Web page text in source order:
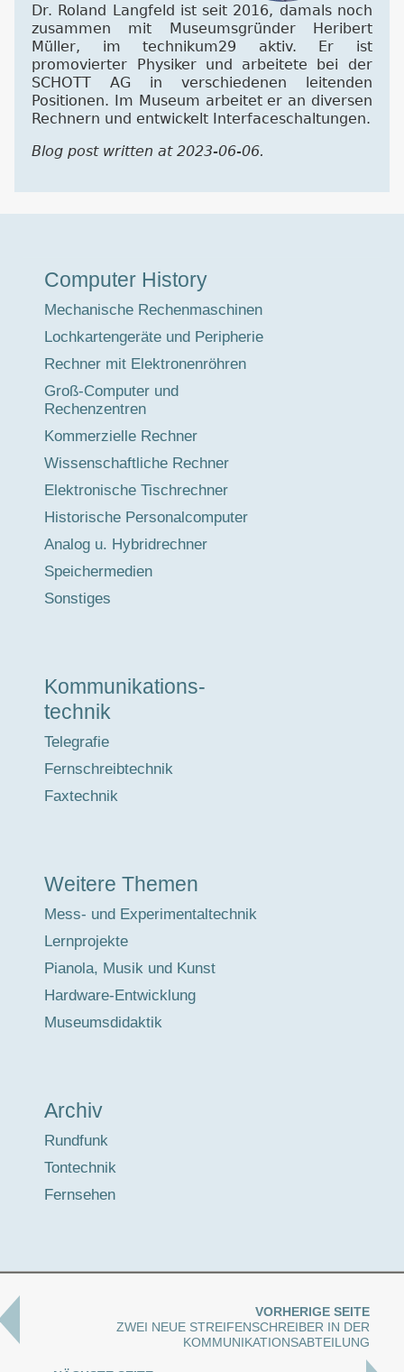
Dr. Roland Langfeld ist seit 2016, damals noch
zusammen mit Museumsgründer Heribert
Müller, im technikum29 aktiv. Er ist
promovierter Physiker und arbeitete bei der
SCHOTT AG in verschiedenen leitenden
Positionen. Im Museum arbeitet er an diversen
Rechnern und entwickelt Interfaceschaltungen.
Blog post written at 2023-06-06.
Computer History
Mechanische Rechenmaschinen
Lochkartengeräte und Peripherie
Rechner mit Elektronenröhren
Groß-Computer und
Rechenzentren
Kommerzielle Rechner
Wissenschaftliche Rechner
Elektronische Tischrechner
Historische Personalcomputer
Analog u. Hybridrechner
Speichermedien
Sonstiges
Kommunikations-
technik
Telegrafie
Fernschreibtechnik
Faxtechnik
Weitere Themen
Mess- und Experimentaltechnik
Lernprojekte
Pianola, Musik und Kunst
Hardware-Entwicklung
Museumsdidaktik
Archiv
Rundfunk
Tontechnik
Fernsehen
VORHERIGE SEITE
ZWEI NEUE STREIFENSCHREIBER IN DER
KOMMUNIKATIONSABTEILUNG